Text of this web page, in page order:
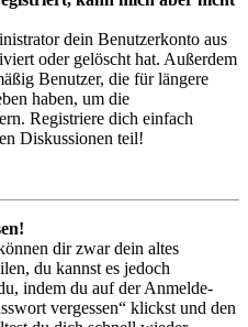
dein Benutzerkonto aus
oder gelöscht hat. Außerdem
Benutzer, die für längere
haben, um die
Registriere dich einfach
Diskussionen teil!
dir zwar dein altes
du kannst es jedoch
indem du auf der Anmelde-
vergessen“ klickst und den